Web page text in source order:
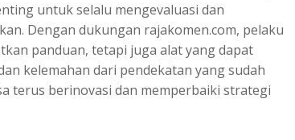
untuk selalu mengevaluasi dan
Dengan dukungan rajakomen.com, pelaku
panduan, tetapi juga alat yang dapat
kelemahan dari pendekatan yang sudah
terus berinovasi dan memperbaiki strategi